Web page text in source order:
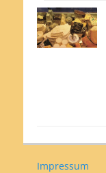
Impressum